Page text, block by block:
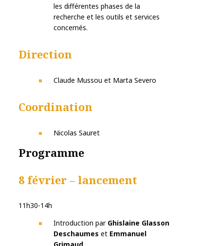
les différentes phases de la
recherche et les outils et services
concernés.
Direction
Claude Mussou et Marta Severo
Coordination
Nicolas Sauret
Programme
8 février – lancement
11h30-14h
Introduction par Ghislaine Glasson
Deschaumes et Emmanuel
Grimaud